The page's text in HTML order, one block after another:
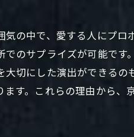
の中で、愛する人にプロ
のサプライズが可能です
切にした演出ができるの
す。これらの理由から、